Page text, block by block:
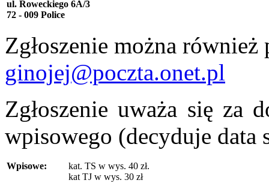
ul. Roweckiego 6A/3
72 - 009 Police
Zgłoszenie można również
ginojej@poczta.onet.pl
Zgłoszenie uważa się za
wpisowego (decyduje data
Wpisowe:
kat. TS w wys. 40 zł.
kat TJ w wys. 30 zł